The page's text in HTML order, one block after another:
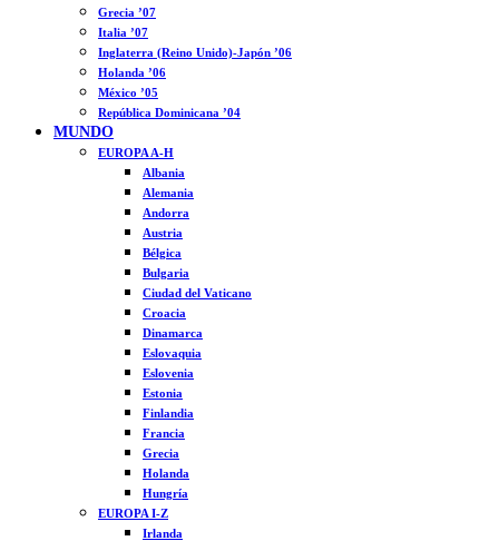
Grecia ’07
Italia ’07
Inglaterra (Reino Unido)-Japón ’06
Holanda ’06
México ’05
República Dominicana ’04
MUNDO
EUROPA A-H
Albania
Alemania
Andorra
Austria
Bélgica
Bulgaria
Ciudad del Vaticano
Croacia
Dinamarca
Eslovaquia
Eslovenia
Estonia
Finlandia
Francia
Grecia
Holanda
Hungría
EUROPA I-Z
Irlanda